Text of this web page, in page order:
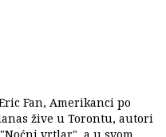
Fan, Amerikanci po
žive u Torontu, autori